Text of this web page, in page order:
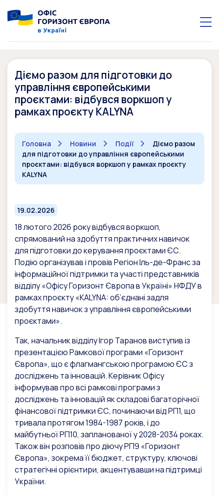
Діємо разом для підготовки до
управління європейськими
проєктами: відбувся воркшоп у
рамках проєкту KALYNA
Головна Новини Події
Діємо разом
для підготовки до управління європейськими
проєктами: відбувся воркшоп у рамках проєкту
KALYNA
19.02.2026
18 лютого 2026 року відбувся воркшоп,
спрямований на здобуття практичних навичок
для підготовки до керування проєктами ЄС.
Подію організував і провів Регіон Іль-де-Франс за
інформаційної підтримки та участі представників
відділу «Офісу Горизонт Європа в Україні» НФДУ в
рамках проєкту «KALYNA: об’єднані задля
здобуття навичок з управління європейськими
проєктами».
Так, начальник відділу Ігор Таранов виступив із
презентацією Рамкової програми «Горизонт
Європа», що є флагмангською програмою ЄС з
досліджень та інновацій. Керівник Офісу
інформував про всі рамкові програми з
досліджень та інновацій як складові багаторічної
фінансової підтримки ЄС, починаючи від РП1, що
тривала протягом 1984-1987 років, і до
майбутньої РП10, запланованої у 2028-2034 роках.
Також він розповів про діючу РП9 «Горизонт
Європа», зокрема її бюджет, структуру, ключові
стратегічні орієнтири, акцентувавши на підтримці
України.